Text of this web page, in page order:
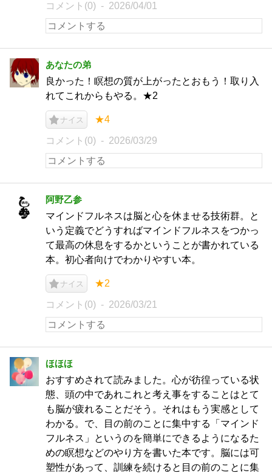
コメント(0) 2026/04/01
あなたの弟
良かった！瞑想の質が上がったとおもう！取り入
れてこれからもやる。★2
ナイス ★4
コメント(0) 2026/03/29
阿野乙参
マインドフルネスは脳と心を休ませる技術群。と
いう定義でどうすればマインドフルネスをつかっ
て最高の休息をするかということが書かれている
本。初心者向けでわかりやすい本。
ナイス ★2
コメント(0) 2026/03/21
ほほほ
おすすめされて読みました。心が彷徨っている状
態、頭の中であれこれと考え事をすることはとて
も脳が疲れることだそう。それはもう実感として
わかる。で、目の前のことに集中する「マインド
フルネス」というのを簡単にできるようになるた
めの瞑想などのやり方を書いた本です。脳には可
塑性があって、訓練を続けると目の前のことに集